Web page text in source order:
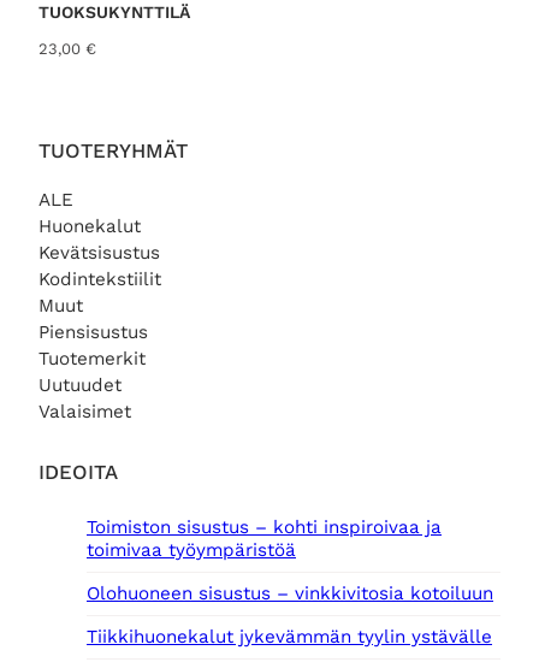
TUOTERYHMÄT
ALE
Huonekalut
Kevätsisustus
Kodintekstiilit
Muut
Piensisustus
Tuotemerkit
Uutuudet
Valaisimet
IDEOITA
Toimiston sisustus – kohti inspiroivaa ja
toimivaa työympäristöä
Olohuoneen sisustus – vinkkivitosia kotoiluun
Tiikkihuonekalut jykevämmän tyylin ystävälle
TUOKSUKYNTTILÄ
23,00 €